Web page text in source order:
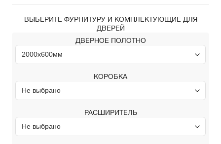
ВЫБЕРИТЕ ФУРНИТУРУ И КОМПЛЕКТУЮЩИЕ ДЛЯ
ДВЕРЕЙ
ДВЕРНОЕ ПОЛОТНО
КОРОБКА
РАСШИРИТЕЛЬ